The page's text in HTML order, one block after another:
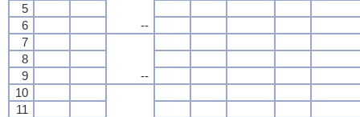
--
5
6
7
--
8
9
10
11
--
5
6
7
--
8
9
10
11
--
5
6
7
--
8
9
10
11
--
5
6
7
--
8
9
10
11